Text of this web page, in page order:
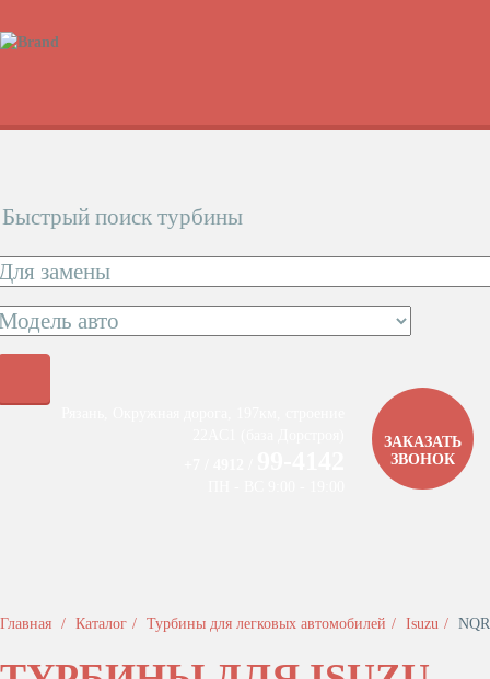
Быстрый поиск турбины
ЗАКАЗАТЬ
ЗВОНОК
Главная Каталог Турбины для легковых автомобилей Isuzu NQR